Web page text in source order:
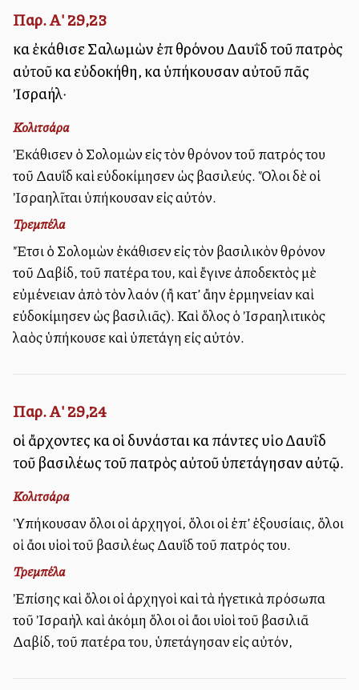
Παρ. Α' 29,23
καὶ ἐκάθισε Σαλωμὼν ἐπὶ θρόνου Δαυῒδ τοῦ πατρὸς
αὐτοῦ καὶ εὐδοκήθη, καὶ ὑπήκουσαν αὐτοῦ πᾶς
Ἰσραήλ·
Κολιτσάρα
Ἐκάθισεν ὁ Σολομὼν εἰς τὸν θρόνον τοῦ πατρός του
τοῦ Δαυῒδ καὶ εὐδοκίμησεν ὡς βασιλεύς. Ὅλοι δὲ οἱ
Ἰσραηλῖται ὑπήκουσαν εἰς αὐτόν.
Τρεμπέλα
Ἔτσι ὁ Σολομὼν ἐκάθισεν εἰς τὸν βασιλικὸν θρόνον
τοῦ Δαβίδ, τοῦ πατέρα του, καὶ ἔγινε ἀποδεκτὸς μὲ
εὐμένειαν ἀπὸ τὸν λαόν (ἢ κατ’ ἄλλην ἑρμηνείαν καὶ
εὐδοκίμησεν ὡς βασιλιᾶς). Καὶ ὅλος ὁ Ἰσραηλιτικὸς
λαὸς ὑπήκουσε καὶ ὑπετάγη εἰς αὐτόν.
Παρ. Α' 29,24
οἱ ἄρχοντες καὶ οἱ δυνάσται καὶ πάντες υἱοὶ Δαυῒδ
τοῦ βασιλέως τοῦ πατρὸς αὐτοῦ ὑπετάγησαν αὐτῷ.
Κολιτσάρα
Ὑπήκουσαν ὅλοι οἱ ἀρχηγοί, ὅλοι οἱ ἐπ’ ἐξουσίαις, ὅλοι
οἱ ἄλλοι υἱοὶ τοῦ βασιλέως Δαυῒδ τοῦ πατρός του.
Τρεμπέλα
Ἐπίσης καὶ ὅλοι οἱ ἀρχηγοὶ καὶ τὰ ἠγετικὰ πρόσωπα
τοῦ Ἰσραὴλ καὶ ἀκόμη ὅλοι οἱ ἄλλοι υἱοὶ τοῦ βασιλιᾶ
Δαβίδ, τοῦ πατέρα του, ὑπετάγησαν εἰς αὐτόν,